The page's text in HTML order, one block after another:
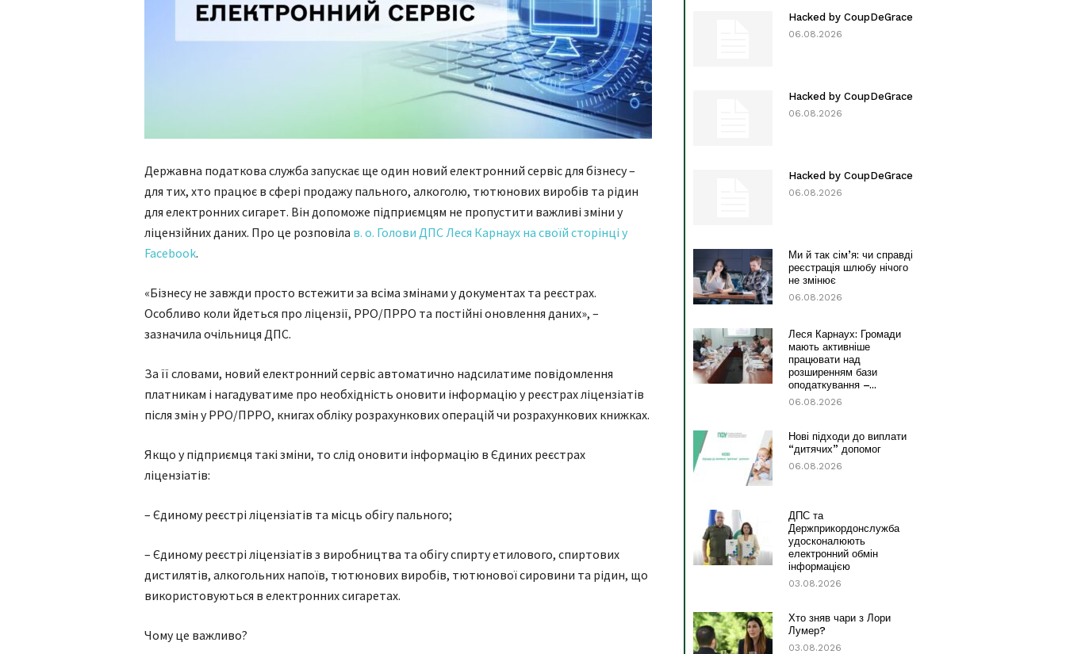
Державна податкова служба запускає ще один новий електронний сервіс для бізнесу –
для тих, хто працює в сфері продажу пального, алкоголю, тютюнових виробів та рідин
для електронних сигарет. Він допоможе підприємцям не пропустити важливі зміни у
ліцензійних даних. Про це розповіла в. о. Голови ДПС Леся Карнаух на своїй сторінці у
Facebook.
«Бізнесу не завжди просто встежити за всіма змінами у документах та реєстрах.
Особливо коли йдеться про ліцензії, РРО/ПРРО та постійні оновлення даних», –
зазначила очільниця ДПС.
За її словами, новий електронний сервіс автоматично надсилатиме повідомлення
платникам і нагадуватиме про необхідність оновити інформацію у реєстрах ліцензіатів
після змін у РРО/ПРРО, книгах обліку розрахункових операцій чи розрахункових книжках.
Якщо у підприємця такі зміни, то слід оновити інформацію в Єдиних реєстрах
ліцензіатів:
– Єдиному реєстрі ліцензіатів та місць обігу пального;
– Єдиному реєстрі ліцензіатів з виробництва та обігу спирту етилового, спиртових
дистилятів, алкогольних напоїв, тютюнових виробів, тютюнової сировини та рідин, що
використовуються в електронних сигаретах.
Чому це важливо?
Hacked by CoupDeGrace
06.08.2026
Hacked by CoupDeGrace
06.08.2026
Hacked by CoupDeGrace
06.08.2026
Ми й так сім’я: чи справді
реєстрація шлюбу нічого
не змінює
06.08.2026
Леся Карнаух: Громади
мають активніше
працювати над
розширенням бази
оподаткування –...
06.08.2026
Нові підходи до виплати
“дитячих” допомог
06.08.2026
ДПС та
Держприкордонслужба
удосконалюють
електронний обмін
інформацією
03.08.2026
Хто зняв чари з Лори
Лумер?
03.08.2026